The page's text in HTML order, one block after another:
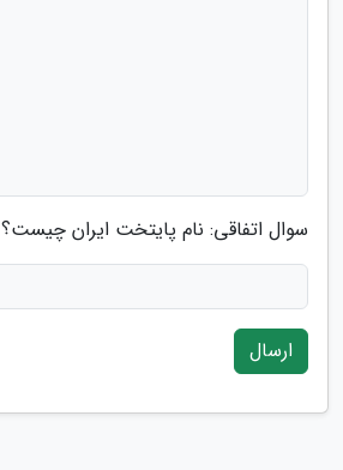
سوال اتفاقی: نام پایتخت ایران چیست؟
ارسال